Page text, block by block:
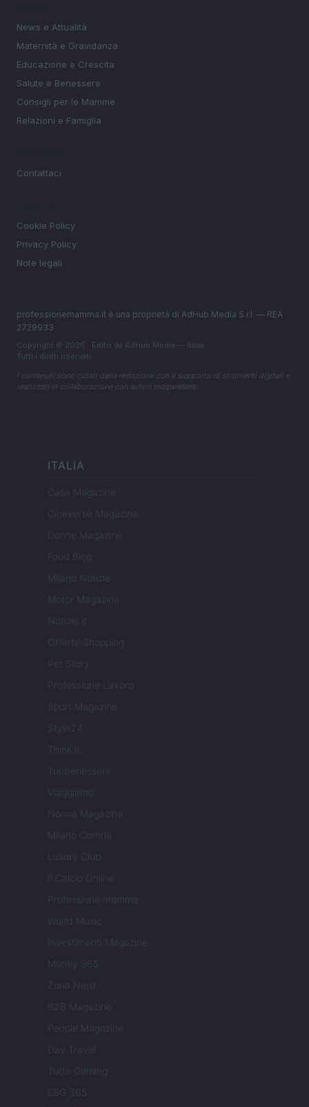
News e Attualità
Maternità e Gravidanza
Educazione e Crescita
Salute e Benessere
Consigli per le Mamme
Relazioni e Famiglia
Contattaci
Cookie Policy
Privacy Policy
Note legali
professionemamma.it è una proprietà di AdHub Media S.r.l. — REA
2729933
Copyright © 2026 · Edito da AdHub Media — Italia
Tutti i diritti riservati
I contenuti sono curati dalla redazione con il supporto di strumenti digitali e
realizzati in collaborazione con autori indipendenti.
ITALIA
Casa Magazine
Cineverse Magazine
Donne Magazine
Food Blog
Milano Notizie
Motor Magazine
Notizie.it
Offerte Shopping
Pet Story
Professione Lavoro
Sport Magazine
Style24
Think.it
Tuobenessere
Viaggiamo
Nonne Magazine
Milano Cortina
Luxury Club
Il Calcio Online
Professione mamma
World Music
Investimenti Magazine
Money 365
Zona Nerd
B2B Magazine
People Magazine
Day Travel
Tutto Gaming
ESG 365